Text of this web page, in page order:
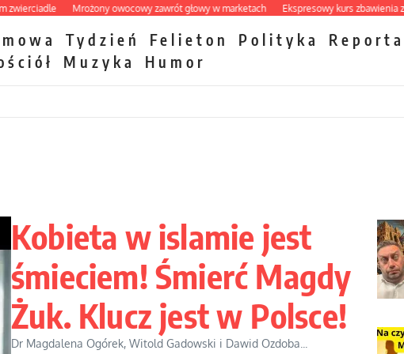
Mrożony owocowy zawrót głowy w marketach Ekspresowy kurs zbawienia z
Tydzień Felieton Polityka
Muzyka Humor
Kobieta w islamie jest
śmieciem! Śmierć Magdy
Żuk. Klucz jest w Polsce!
Dr Magdalena Ogórek, Witold Gadowski i Dawid Ozdoba...